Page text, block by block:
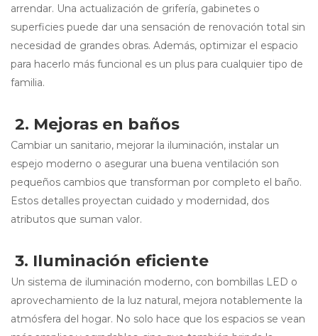
arrendar. Una actualización de grifería, gabinetes o
superficies puede dar una sensación de renovación total sin
necesidad de grandes obras. Además, optimizar el espacio
para hacerlo más funcional es un plus para cualquier tipo de
familia.
2. Mejoras en baños
Cambiar un sanitario, mejorar la iluminación, instalar un
espejo moderno o asegurar una buena ventilación son
pequeños cambios que transforman por completo el baño.
Estos detalles proyectan cuidado y modernidad, dos
atributos que suman valor.
3. Iluminación eficiente
Un sistema de iluminación moderno, con bombillas LED o
aprovechamiento de la luz natural, mejora notablemente la
atmósfera del hogar. No solo hace que los espacios se vean